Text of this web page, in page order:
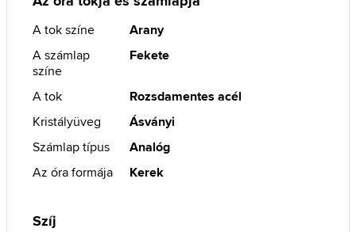
A tok színe
Arany
A számlap
színe
Fekete
A tok
Rozsdamentes acél
Kristályüveg
Ásványi
Számlap típus
Analóg
Az óra formája
Kerek
Szíj